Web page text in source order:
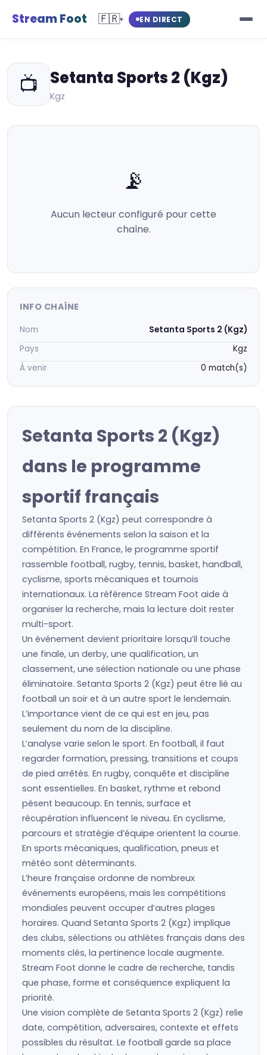
Stream Foot 🇫🇷▾ EN DIRECT
📺 Setanta Sports 2 (Kgz)
Kgz
📡
Aucun lecteur configuré pour cette
chaîne.
INFO CHAÎNE
Nom
Setanta Sports 2 (Kgz)
Pays
Kgz
À venir
0 match(s)
Setanta Sports 2 (Kgz)
dans le programme
sportif français
Setanta Sports 2 (Kgz) peut correspondre à
différents événements selon la saison et la
compétition. En France, le programme sportif
rassemble football, rugby, tennis, basket, handball,
cyclisme, sports mécaniques et tournois
internationaux. La référence Stream Foot aide à
organiser la recherche, mais la lecture doit rester
multi-sport.
Un événement devient prioritaire lorsqu’il touche
une finale, un derby, une qualification, un
classement, une sélection nationale ou une phase
éliminatoire. Setanta Sports 2 (Kgz) peut être lié au
football un soir et à un autre sport le lendemain.
L’importance vient de ce qui est en jeu, pas
seulement du nom de la discipline.
L’analyse varie selon le sport. En football, il faut
regarder formation, pressing, transitions et coups
de pied arrêtés. En rugby, conquête et discipline
sont essentielles. En basket, rythme et rebond
pèsent beaucoup. En tennis, surface et
récupération influencent le niveau. En cyclisme,
parcours et stratégie d’équipe orientent la course.
En sports mécaniques, qualification, pneus et
météo sont déterminants.
L’heure française ordonne de nombreux
événements européens, mais les compétitions
mondiales peuvent occuper d’autres plages
horaires. Quand Setanta Sports 2 (Kgz) implique
des clubs, sélections ou athlètes français dans des
moments clés, la pertinence locale augmente.
Stream Foot donne le cadre de recherche, tandis
que phase, forme et conséquence expliquent la
priorité.
Une vision complète de Setanta Sports 2 (Kgz) relie
date, compétition, adversaires, contexte et effets
possibles du résultat. Le football garde sa place